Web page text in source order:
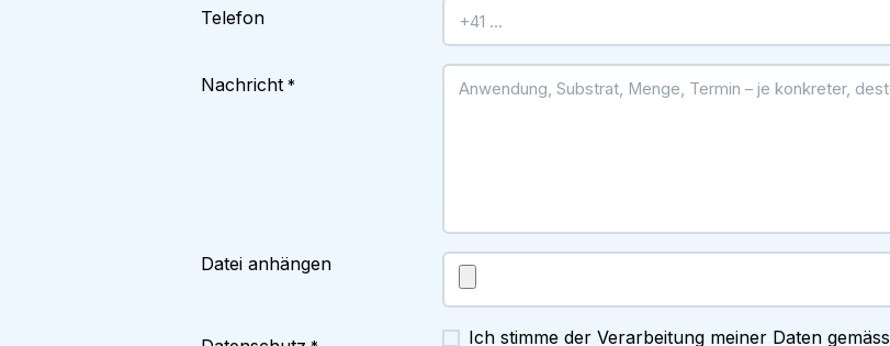
Telefon
Nachricht *
Datei anhängen
Ich stimme der Verarbeitung meiner Daten gemäss